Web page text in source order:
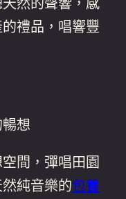
禮品，唱響豐
想
間，彈唱田園
純音樂的包養